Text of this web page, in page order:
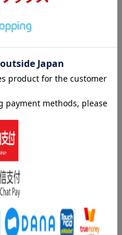
らかじめご了承下さい。
んこい』イラストを使用し
こい』エンディングテーマ
メ『道産子ギャルはなまらめ
る「オーイシマサヨシ」（大
されたRPG『リアセカイ』